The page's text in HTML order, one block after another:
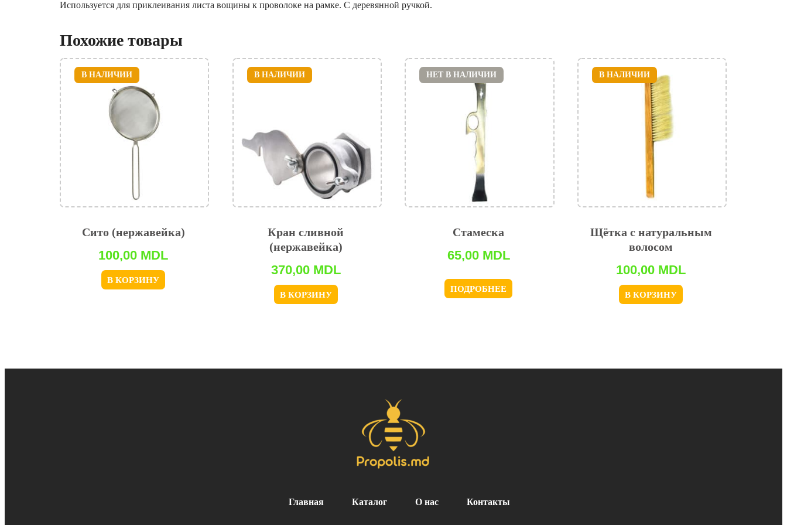
Используется для приклеивания листа вощины к проволоке на рамке. С деревянной ручкой.
Похожие товары
Сито (нержавейка)
100,00 MDL
В КОРЗИНУ
В НАЛИЧИИ
Кран сливной
(нержавейка)
370,00 MDL
В КОРЗИНУ
В НАЛИЧИИ
Стамеска
65,00 MDL
ПОДРОБНЕЕ
НЕТ В НАЛИЧИИ
Щётка с натуральным
волосом
100,00 MDL
В КОРЗИНУ
В НАЛИЧИИ
Главная Каталог О нас Контакты